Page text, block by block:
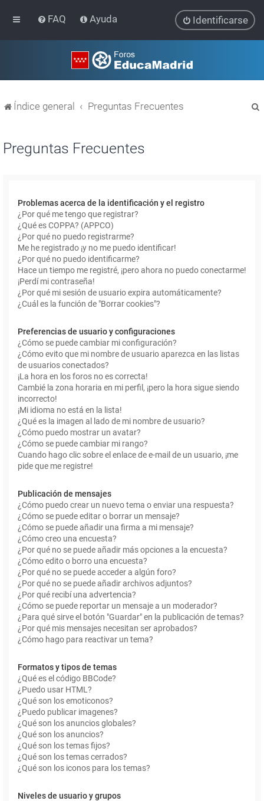
FAQ Ayuda Identificarse
Índice general Preguntas Frecuentes
Preguntas Frecuentes
Problemas acerca de la identificación y el registro
¿Por qué me tengo que registrar?
¿Qué es COPPA? (APPCO)
¿Por qué no puedo registrarme?
Me he registrado ¡y no me puedo identificar!
¿Por qué no puedo identificarme?
Hace un tiempo me registré, ¡pero ahora no puedo conectarme!
¡Perdí mi contraseña!
¿Por qué mi sesión de usuario expira automáticamente?
¿Cuál es la función de "Borrar cookies"?
Preferencias de usuario y configuraciones
¿Cómo se puede cambiar mi configuración?
¿Cómo evito que mi nombre de usuario aparezca en las listas
de usuarios conectados?
¡La hora en los foros no es correcta!
Cambié la zona horaria en mi perfil, ¡pero la hora sigue siendo
incorrecto!
¡Mi idioma no está en la lista!
¿Qué es la imagen al lado de mi nombre de usuario?
¿Cómo puedo mostrar un avatar?
¿Cómo se puede cambiar mi rango?
Cuando hago clic sobre el enlace de e-mail de un usuario, ¡me
pide que me registre!
Publicación de mensajes
¿Cómo puedo crear un nuevo tema o enviar una respuesta?
¿Cómo se puede editar o borrar un mensaje?
¿Cómo se puede añadir una firma a mi mensaje?
¿Cómo creo una encuesta?
¿Por qué no se puede añadir más opciones a la encuesta?
¿Cómo edito o borro una encuesta?
¿Por qué no se puede acceder a algún foro?
¿Por qué no se puede añadir archivos adjuntos?
¿Por qué recibí una advertencia?
¿Cómo se puede reportar un mensaje a un moderador?
¿Para qué sirve el botón "Guardar" en la publicación de temas?
¿Por qué mis mensajes necesitan ser aprobados?
¿Cómo hago para reactivar un tema?
Formatos y tipos de temas
¿Qué es el código BBCode?
¿Puedo usar HTML?
¿Qué son los emoticonos?
¿Puedo publicar imagenes?
¿Qué son los anuncios globales?
¿Qué son los anuncios?
¿Qué son los temas fijos?
¿Qué son los temas cerrados?
¿Qué son los iconos para los temas?
Niveles de usuario y grupos